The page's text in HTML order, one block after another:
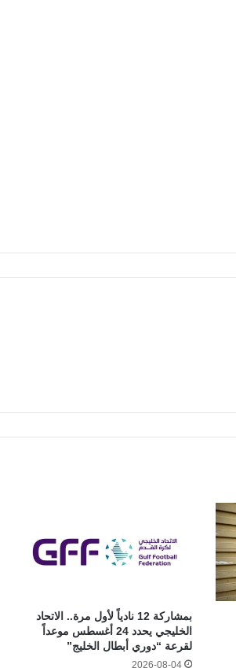
بمشاركة 12 نادياً لأول مرة.. الاتحاد
الخليجي يحدد 24 أغسطس موعداً
لقرعة “دوري أبطال الخليج”
2026-08-04